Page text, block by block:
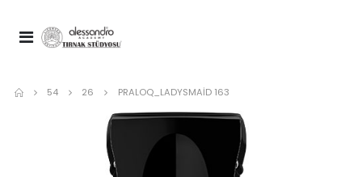
54 26 PRALOQ_LADYSMAID 163